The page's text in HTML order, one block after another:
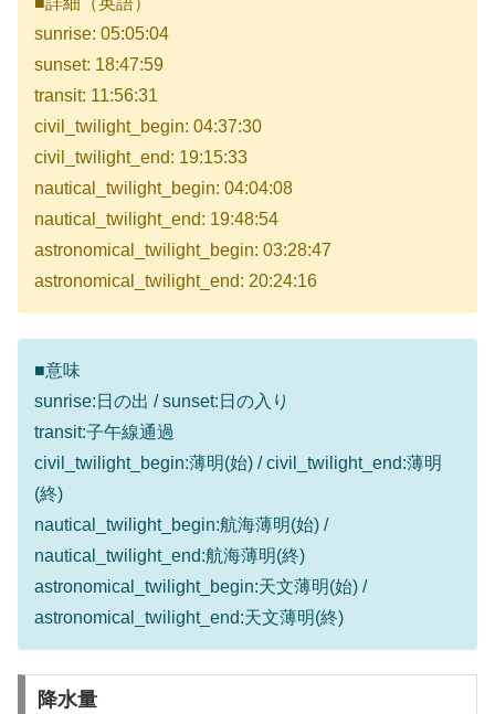
sunrise: 05:05:04
sunset: 18:47:59
transit: 11:56:31
civil_twilight_begin: 04:37:30
civil_twilight_end: 19:15:33
nautical_twilight_begin: 04:04:08
nautical_twilight_end: 19:48:54
astronomical_twilight_begin: 03:28:47
astronomical_twilight_end: 20:24:16
■意味
sunrise:日の出 / sunset:日の入り
transit:子午線通過
civil_twilight_begin:薄明(始) / civil_twilight_end:薄明
(終)
nautical_twilight_begin:航海薄明(始) /
nautical_twilight_end:航海薄明(終)
astronomical_twilight_begin:天文薄明(始) /
astronomical_twilight_end:天文薄明(終)
降水量